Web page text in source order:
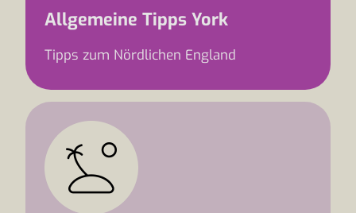
Allgemeine Tipps York
Tipps zum Nördlichen England